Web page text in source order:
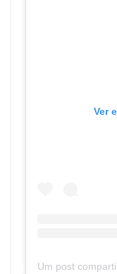
Ver
Um post compartilhado